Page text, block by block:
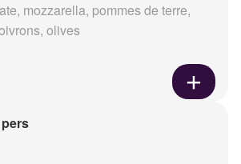
mozzarella, pommes de terre,
olives